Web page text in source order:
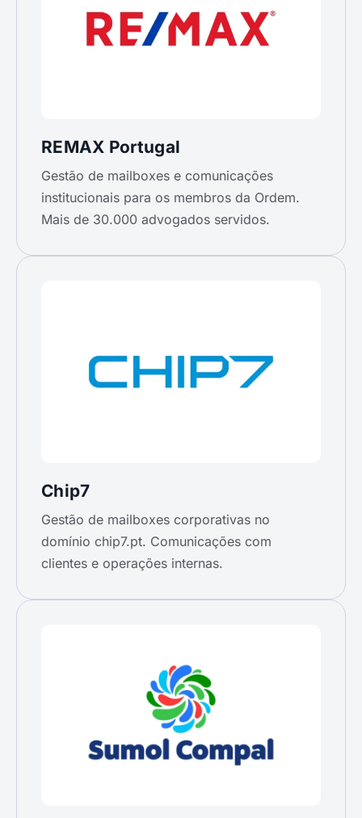
REMAX Portugal
Gestão de mailboxes e comunicações
institucionais para os membros da Ordem.
Mais de 30.000 advogados servidos.
Chip7
Gestão de mailboxes corporativas no
domínio chip7.pt. Comunicações com
clientes e operações internas.